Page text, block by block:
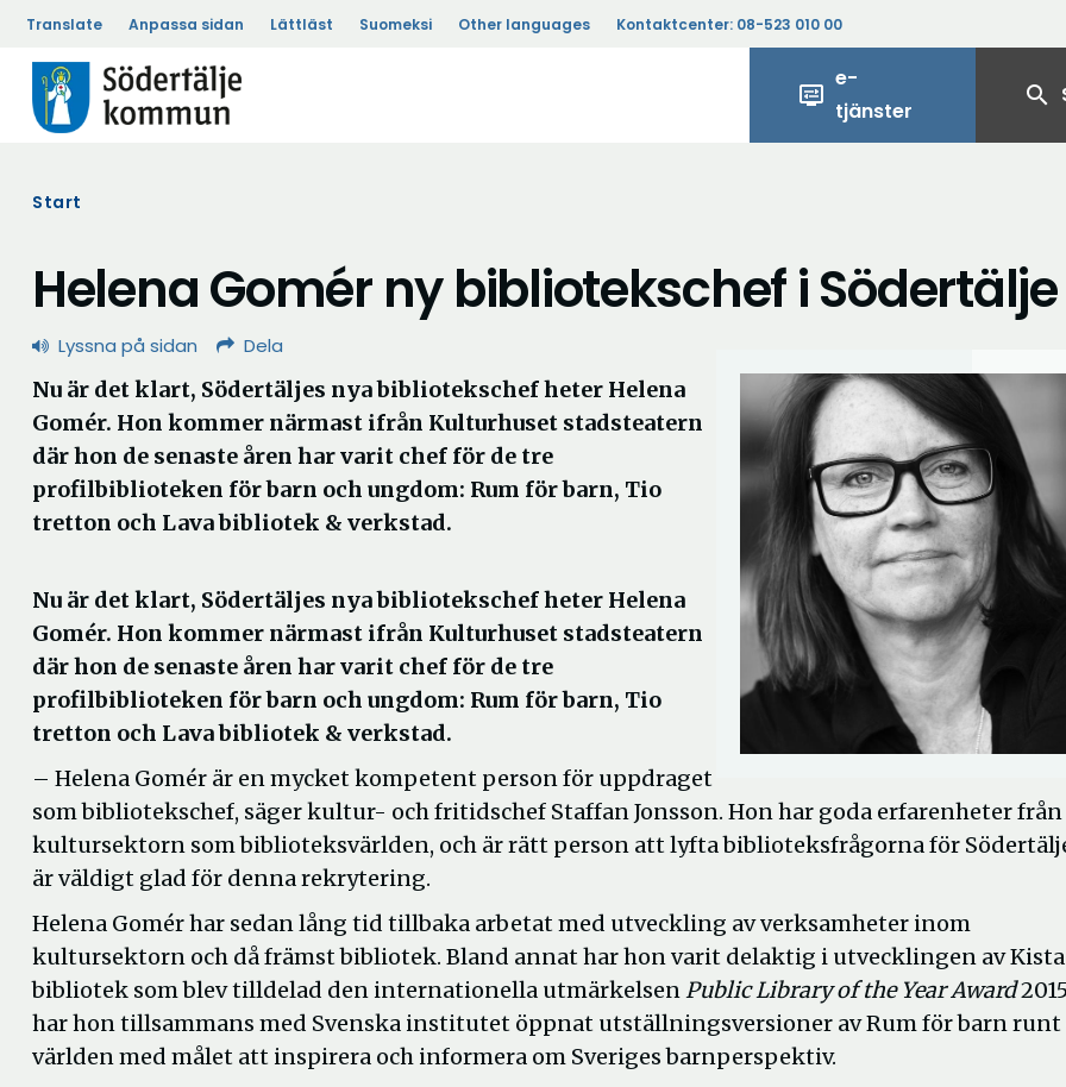
Translate Anpassa sidan Lättläst Suomeksi Other languages Kontaktcenter: 08-523 010 00
display_settings
e-
tjänster
search
Start
Helena Gomér ny bibliotekschef i Södertälje
Lyssna på sidan Dela
Nu är det klart, Södertäljes nya bibliotekschef heter Helena
Gomér. Hon kommer närmast ifrån Kulturhuset stadsteatern
där hon de senaste åren har varit chef för de tre
profilbiblioteken för barn och ungdom: Rum för barn, Tio
tretton och Lava bibliotek & verkstad.
Nu är det klart, Södertäljes nya bibliotekschef heter Helena
Gomér. Hon kommer närmast ifrån Kulturhuset stadsteatern
där hon de senaste åren har varit chef för de tre
profilbiblioteken för barn och ungdom: Rum för barn, Tio
tretton och Lava bibliotek & verkstad.
– Helena Gomér är en mycket kompetent person för uppdraget
som bibliotekschef, säger kultur- och fritidschef Staffan Jonsson. Hon har goda erfarenheter från
kultursektorn som biblioteksvärlden, och är rätt person att lyfta biblioteksfrågorna för
är väldigt glad för denna rekrytering.
Helena Gomér har sedan lång tid tillbaka arbetat med utveckling av verksamheter inom
kultursektorn och då främst bibliotek. Bland annat har hon varit delaktig i utvecklingen av Kista
bibliotek som blev tilldelad den internationella utmärkelsenPublic Library of the Year Award
har hon tillsammans med Svenska institutet öppnat utställningsversioner av Rum för barn runt
världen med målet att inspirera och informera om Sveriges barnperspektiv.